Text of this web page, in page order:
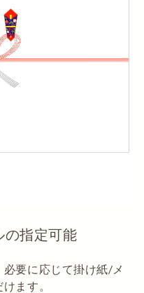
の指定可能
要に応じて掛け紙/メ
ます。